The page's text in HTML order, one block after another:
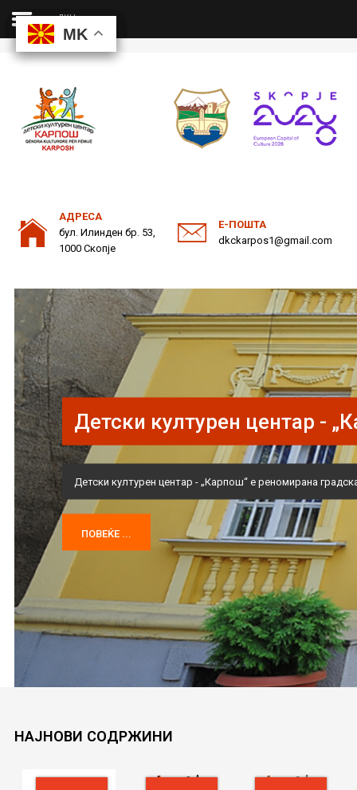
MK
MK
ДКЦ
ОДНОСИ СО ЈАВНОСТ
ДКЦ
MK
MK
АДРЕСА
бул. Илинден бр. 53,
1000 Скопје
Е-ПОШТА
dkckarpos1@gmail.com
културен центар - „Карпош “
центар - „Карпош“ е реномирана градска институција, со
НАЈНОВИ СОДРЖИНИ